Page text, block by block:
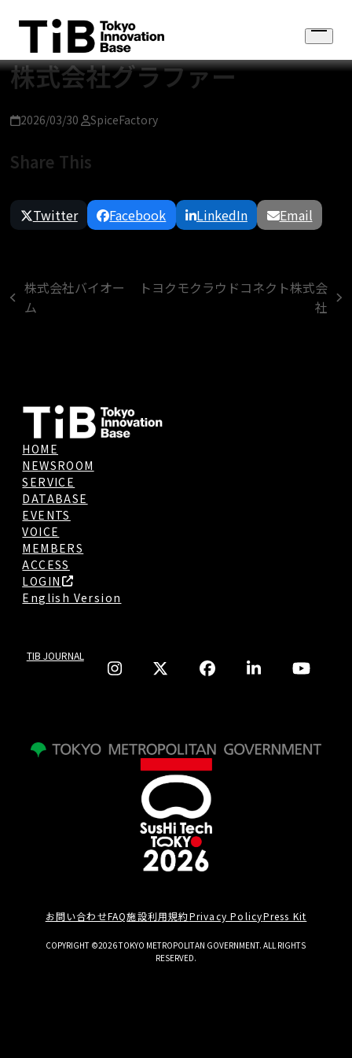
content
Open
menu
株式会社グラファー
2026/03/30 SpiceFactory
Share This
Twitter Facebook LinkedIn Email
previous
株式会社バイオー
ム
トヨクモクラウドコネクト株式会
社
HOME
NEWSROOM
SERVICE
DATABASE
EVENTS
VOICE
MEMBERS
ACCESS
LOGIN
English Version
TIB JOURNAL
お問い合わせFAQ施設利用規約Privacy PolicyPress Kit
COPYRIGHT ©2026 TOKYO METROPOLITAN GOVERNMENT. ALL RIGHTS
RESERVED.